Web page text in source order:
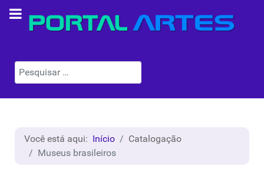
Pesquisar
Você está aqui: Início
Catalogação
Museus brasileiros